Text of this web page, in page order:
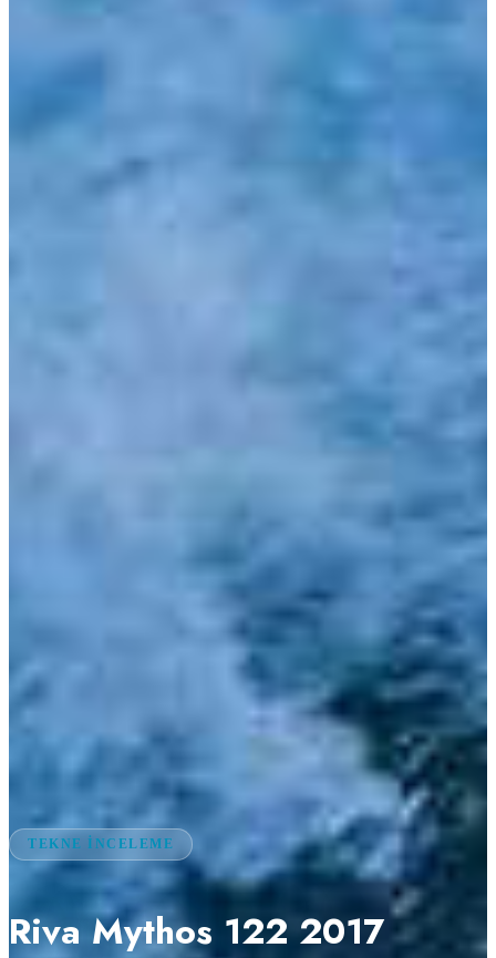
TEKNE İNCELEME
Riva Mythos 122 2017